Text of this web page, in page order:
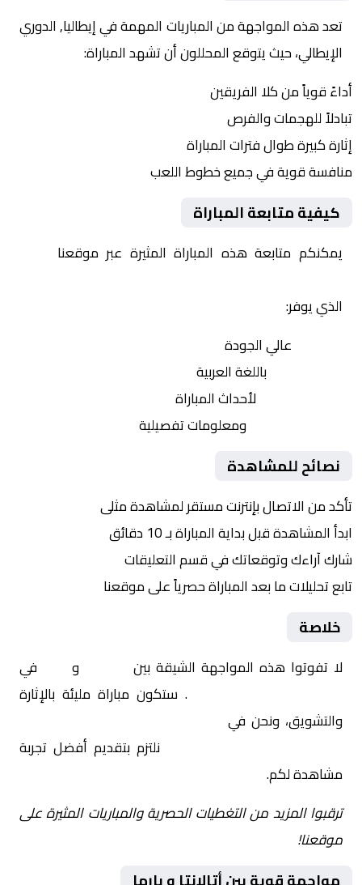
تعد هذه المواجهة من المباريات المهمة في إيطاليا, الدوري
الإيطالي، حيث يتوقع المحللون أن تشهد المباراة:
أداءً قوياً من كلا الفريقين
تبادلاً للهجمات والفرص
إثارة كبيرة طوال فترات المباراة
منافسة قوية في جميع خطوط اللعب
كيفية متابعة المباراة
يمكنكم متابعة هذه المباراة المثيرة عبر موقعنا
الذي يوفر:
عالي الجودة
باللغة العربية
لأحداث المباراة
ومعلومات تفصيلية
نصائح للمشاهدة
تأكد من الاتصال بإنترنت مستقر لمشاهدة مثلى
ابدأ المشاهدة قبل بداية المباراة بـ 10 دقائق
شارك آراءك وتوقعاتك في قسم التعليقات
تابع تحليلات ما بعد المباراة حصرياً على موقعنا
خلاصة
لا تفوتوا هذه المواجهة الشيقة بين و
في
. ستكون مباراة مليئة بالإثارة
والتشويق، ونحن في
نلتزم بتقديم أفضل تجربة
مشاهدة لكم.
ترقبوا المزيد من التغطيات الحصرية والمباريات المثيرة على
موقعنا!